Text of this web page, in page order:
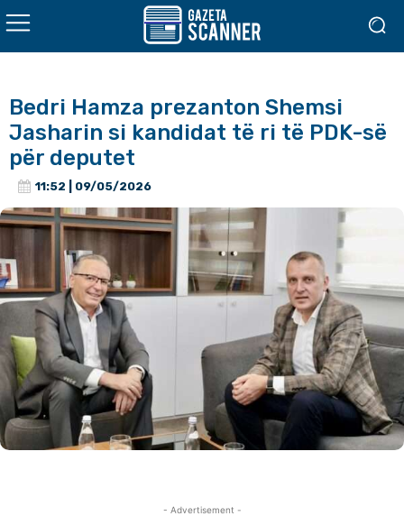
Bedri Hamza prezanton Shemsi
Jasharin si kandidat të ri të PDK-së
për deputet
11:52 | 09/05/2026
- Advertisement -